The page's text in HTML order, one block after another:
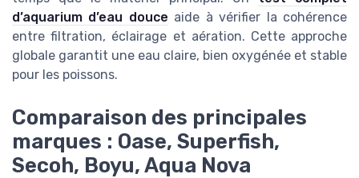
d’aquarium d’eau douce aide à vérifier la cohérence
entre filtration, éclairage et aération. Cette approche
globale garantit une eau claire, bien oxygénée et stable
pour les poissons.
Comparaison des principales
marques : Oase, Superfish,
Secoh, Boyu, Aqua Nova